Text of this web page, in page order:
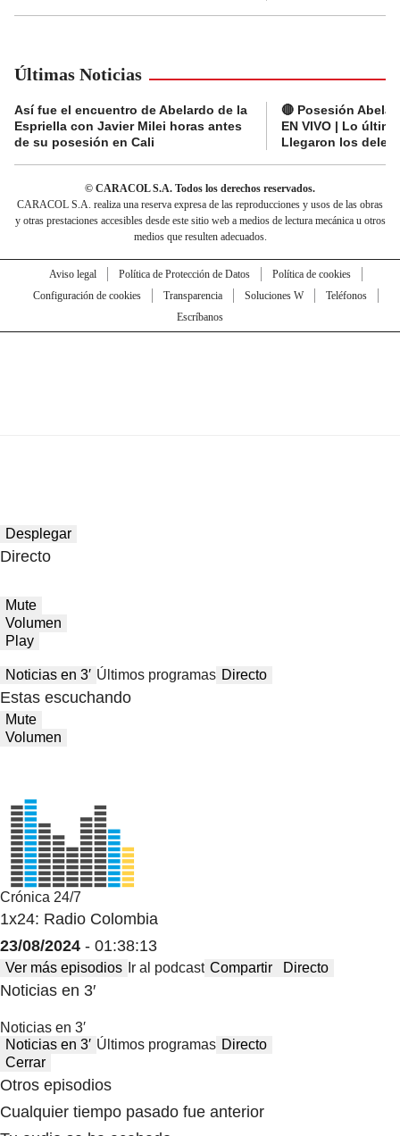
Últimas Noticias
Así fue el encuentro de Abelardo de la
Espriella con Javier Milei horas antes
de su posesión en Cali
🔴 Posesión
EN VIVO | Lo
Llegaron los
© CARACOL S.A. Todos los derechos reservados.
CARACOL S.A. realiza una reserva expresa de las reproducciones y usos de las obras
y otras prestaciones accesibles desde este sitio web a medios de lectura mecánica u otros
medios que resulten adecuados.
Aviso legal Política de Protección de Datos
Política de cookies
Configuración de cookies
Transparencia Soluciones W
Teléfonos
Escríbanos
Desplegar
Directo
Mute
Volumen
Play
Noticias en 3′ Últimos programas Directo
Estas escuchando
Mute
Volumen
Crónica 24/7
1x24: Radio Colombia
23/08/2024 - 01:38:13
Ver más episodios Ir al podcast Compartir Directo
Noticias en 3′
Noticias en 3′
Noticias en 3′ Últimos programas Directo
Cerrar
Otros episodios
Cualquier tiempo pasado fue anterior